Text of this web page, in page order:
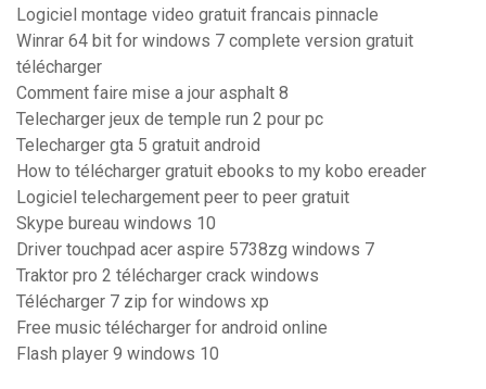
Logiciel montage video gratuit francais pinnacle
Winrar 64 bit for windows 7 complete version gratuit
télécharger
Comment faire mise a jour asphalt 8
Telecharger jeux de temple run 2 pour pc
Telecharger gta 5 gratuit android
How to télécharger gratuit ebooks to my kobo ereader
Logiciel telechargement peer to peer gratuit
Skype bureau windows 10
Driver touchpad acer aspire 5738zg windows 7
Traktor pro 2 télécharger crack windows
Télécharger 7 zip for windows xp
Free music télécharger for android online
Flash player 9 windows 10